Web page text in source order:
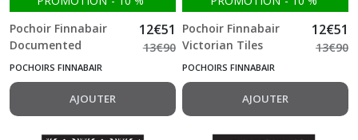
Pochoir Finnabair
Documented
15.2*22.8 cm
12€51
13€90
POCHOIRS FINNABAIR
AJOUTER
Pochoir Finnabair
Victorian Tiles
15.2*22.8 cm
12€51
13€90
POCHOIRS FINNABAIR
AJOUTER